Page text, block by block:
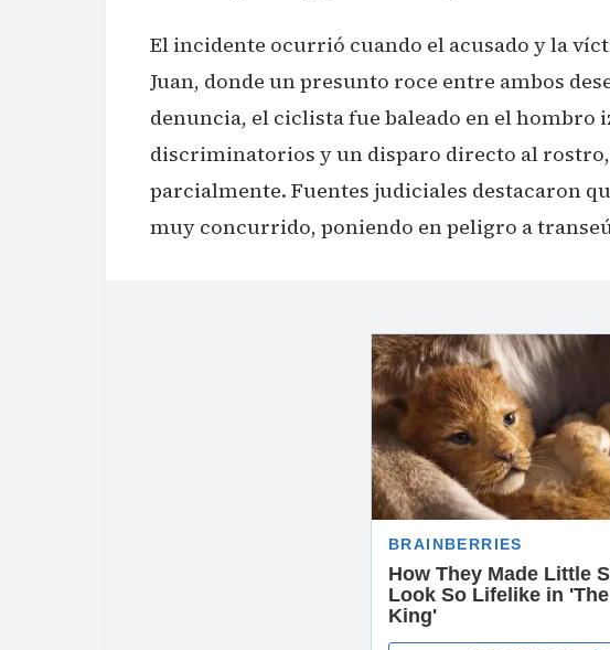
El incidente ocurrió cuando el acusado y la
Juan, donde un presunto roce entre ambos
denuncia, el ciclista fue baleado en el
discriminatorios y un disparo directo al
parcialmente. Fuentes judiciales destacaron
muy concurrido, poniendo en peligro a